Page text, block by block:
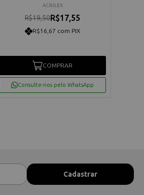
ACRILEX
R$19,50R$17,55
R$16,67 com PIX
COMPRAR
Consulte-nos pelo WhatsApp